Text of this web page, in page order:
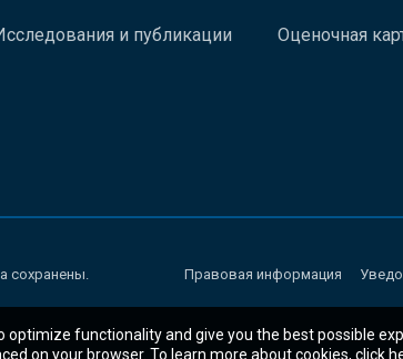
и публикации Оценочная
сохранены. Правовая информация
optimize functionality and give you the best possible
on your browser. To learn more about cookies, click